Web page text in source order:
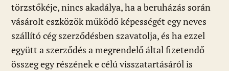
törzstőkéje, nincs akadálya, ha a beruházás során
vásárolt eszközök működő képességét egy neves
szállító cég szerződésben szavatolja, és ha ezzel
együtt a szerződés a megrendelő által fizetendő
összeg egy részének e célú visszatartásáról is